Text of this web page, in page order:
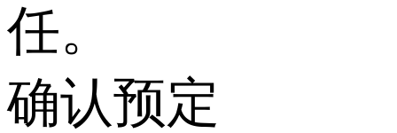
任。
确认预定